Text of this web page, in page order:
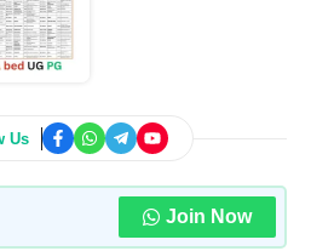
Us
Join Now